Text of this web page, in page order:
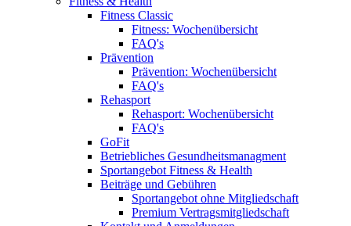
Fitness Classic
Fitness: Wochenübersicht
FAQ's
Prävention
Prävention: Wochenübersicht
FAQ's
Rehasport
Rehasport: Wochenübersicht
FAQ's
GoFit
Betriebliches Gesundheitsmanagment
Sportangebot Fitness & Health
Beiträge und Gebühren
Sportangebot ohne Mitgliedschaft
Premium Vertragsmitgliedschaft